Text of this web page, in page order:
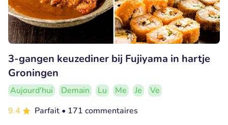
3-gangen keuzediner bij Fujiyama in hartje
Groningen
Aujourd'hui Demain Lu Me Je
Ve
9.4
Parfait • 171 commentaires